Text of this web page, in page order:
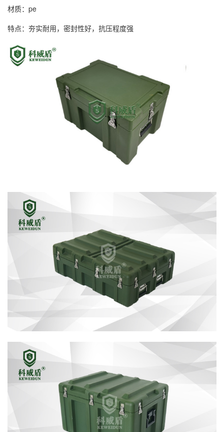
材质：pe
特点：夯实耐用，密封性好，抗压程度强